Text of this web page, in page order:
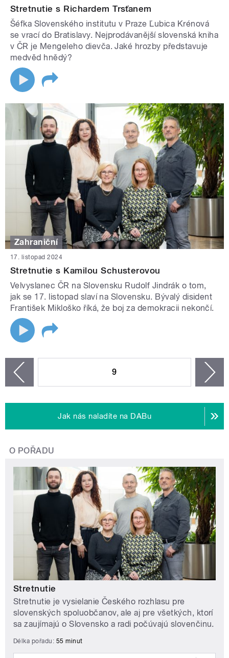
Stretnutie s Richardem Trsťanem
Šéfka Slovenského institutu v Praze Ľubica Krénová
se vrací do Bratislavy. Nejprodávanější slovenská kniha
v ČR je Mengeleho dievča. Jaké hrozby představuje
medvěd hnědý?
Zahraniční
17. listopad 2024
Stretnutie s Kamilou Schusterovou
Velvyslanec ČR na Slovensku Rudolf Jindrák o tom,
jak se 17. listopad slaví na Slovensku. Bývalý disident
František Mikloško říká, že boj za demokracii nekončí.
9
Jak nás naladíte na DABu
O POŘADU
Stretnutie
Stretnutie je vysielanie Českého rozhlasu pre
slovenských spoluobčanov, ale aj pre všetkých, ktorí
sa zaujímajú o Slovensko a radi počúvajú slovenčinu.
Délka pořadu: 55 minut